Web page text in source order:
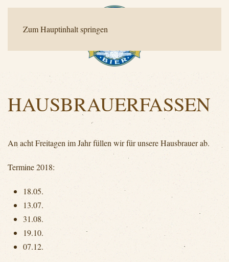
Zum Hauptinhalt springen
HAUSBRAUERFASSEN
An acht Freitagen im Jahr füllen wir für unsere Hausbrauer ab.
Termine 2018:
18.05.
13.07.
31.08.
19.10.
07.12.